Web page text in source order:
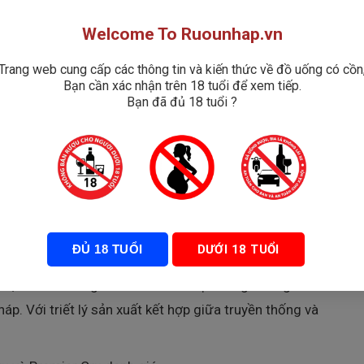
uống, có thể kết hợp với nhiều món ăn và phù hợp
VangPatriarche Beaujolais Villageschính là sự
tượng tinh tế của Bourgogne
Với triết lý sản xuất kết hợp giữa truyền thống và
Welcome To Ruounhap.vn
web cung cấp các thông tin và kiến thức về đồ uống có
Bạn cần xác nhận trên 18 tuổi để xem tiếp.
Bạn đã đủ 18 tuổi ?
ĐỦ 18 TUỔI DƯỚI 18 TUỔI